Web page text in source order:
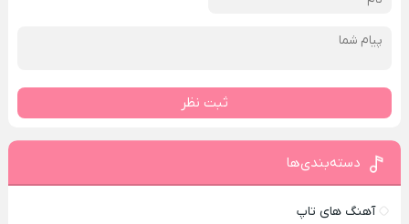
ثبت نظر
دسته‌بندی‌ها
آهنگ های تاپ